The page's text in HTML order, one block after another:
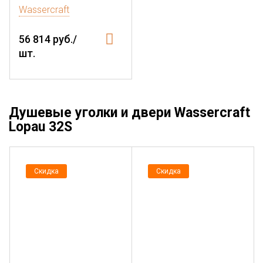
Wassercraft
56 814 руб./
шт.
Душевые уголки и двери Wassercraft
Lopau 32S
Скидка Скидка